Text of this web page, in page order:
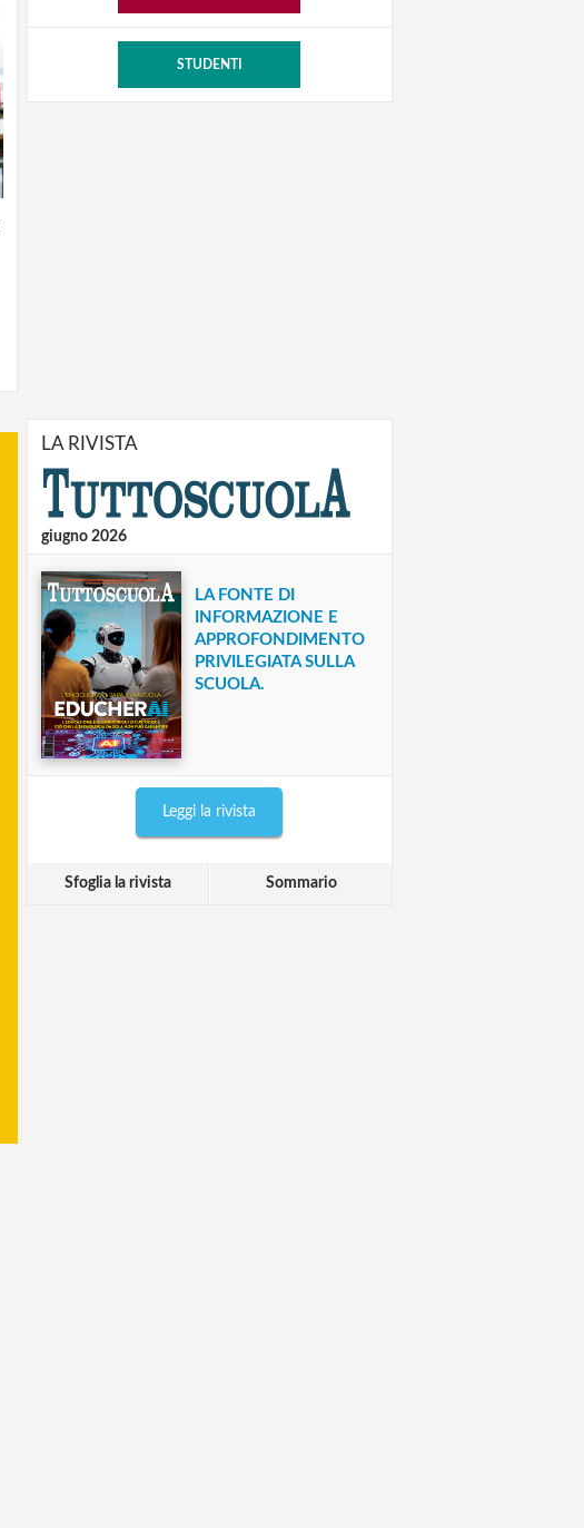
STUDENTI
LA RIVISTA
giugno 2026
LA FONTE DI
INFORMAZIONE E
APPROFONDIMENTO
PRIVILEGIATA SULLA
SCUOLA.
Leggi la rivista
Sfoglia la rivista Sommario